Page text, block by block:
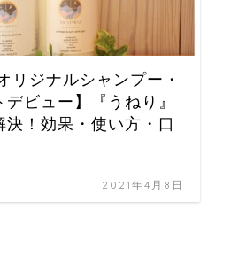
ジナルシャンプー・
デビュー】『うねり』
決！効果・使い方・口
2021年4月8日